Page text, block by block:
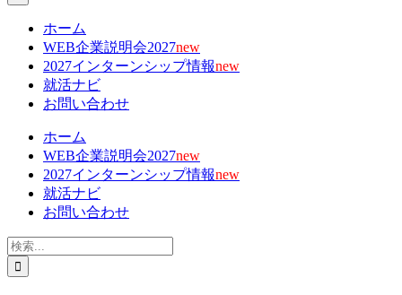
…
ホーム
WEB企業説明会2027new
2027インターンシップ情報new
就活ナビ
お問い合わせ
ホーム
WEB企業説明会2027new
2027インターンシップ情報new
就活ナビ
お問い合わせ
検
索
…